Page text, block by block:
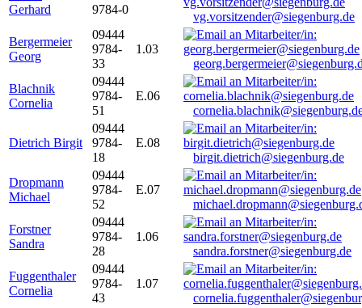
Gerhard
9784-0
vg.vorsitzender@siegenburg.de
Bergermeier
Georg
09444
9784-
33
1.03
Blachnik
Cornelia
09444
9784-
51
E.06
Dietrich Birgit
09444
9784-
18
E.08
birgit.dietrich@siegenburg.de
Dropmann
Michael
09444
9784-
52
E.07
Forstner
Sandra
09444
9784-
28
1.06
sandra.forstner@siegenburg.de
Fuggenthaler
Cornelia
09444
9784-
43
1.07